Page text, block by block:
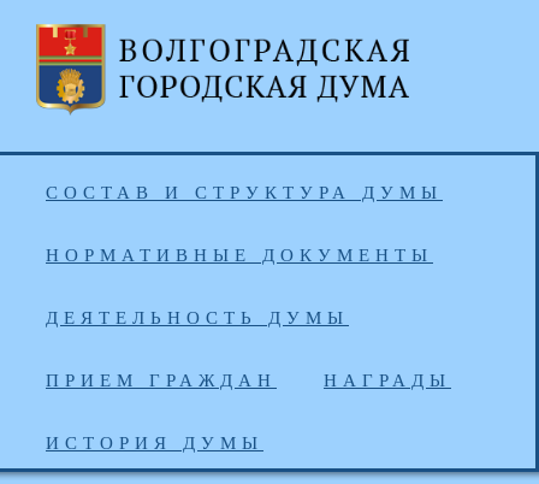
СОСТАВ И СТРУКТУРА ДУМЫ
НОРМАТИВНЫЕ ДОКУМЕНТЫ
ДЕЯТЕЛЬНОСТЬ ДУМЫ
ПРИЕМ ГРАЖДАН НАГРАДЫ
ИСТОРИЯ ДУМЫ